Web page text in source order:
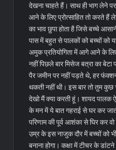
देखना चाहते हैं। साथ ही भाग लेने पर
आने के लिए प्रोत्साहित तो करते हैं
का भाव छुपा होता है जिसे बच्चे
पास में बहुत से पालकों को बच्चों को
अमुक प्रतियोगिता में आगे आने के
नहीं पिछले बार मिसेज बत्रा का
पैर जमीन पर नहीं पड़ते थे, हर
थकती नहीं थी। इस बार तो तुम
देखो मैं क्या करती हूं। शायद पालक
के मन में ये बात गहराई से घर कर
परिणाम की पूर्व आशंका से घिर कर
उम्र के इस नाजुक दौर में बच्चों को
बनाना होगा। कक्षा में टीचर के